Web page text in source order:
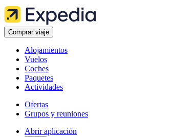
Comprar viaje
Alojamientos
Vuelos
Coches
Paquetes
Actividades
Ofertas
Grupos y reuniones
Abrir aplicación